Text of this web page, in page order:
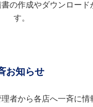
の作成やダウンロード
す。
お知らせ
者から各店へ一斉に情